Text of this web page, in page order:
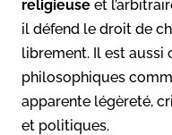
religieuse et
il défend le droit de
librement. Il est aussi
philosophiques
apparente légèreté,
et politiques.